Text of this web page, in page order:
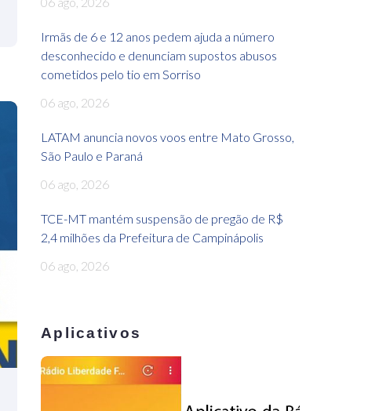
Irmãs de 6 e 12 anos pedem ajuda a número
desconhecido e denunciam supostos abusos
cometidos pelo tio em Sorriso
06 ago, 2026
LATAM anuncia novos voos entre Mato Grosso,
São Paulo e Paraná
06 ago, 2026
TCE-MT mantém suspensão de pregão de R$
2,4 milhões da Prefeitura de Campinápolis
06 ago, 2026
Aplicativos